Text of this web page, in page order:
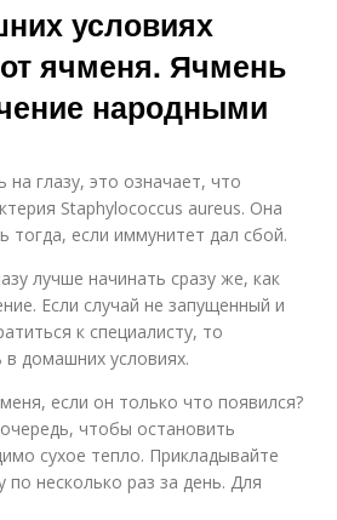
условиях
ячменя. Ячмень
народными
на глазу, это означает, что
Staphylococcus aureus. Она
тогда, если иммунитет дал сбой.
лучше начинать сразу же, как
Если случай не запущенный и
к специалисту, то
домашних условиях.
если он только что появился?
чтобы остановить
сухое тепло. Прикладывайте
по несколько раз за день. Для